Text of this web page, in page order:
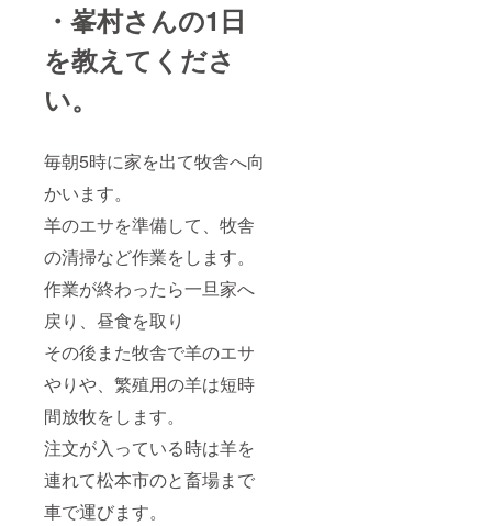
・峯村さんの1日
を教えてくださ
い。
毎朝5時に家を出て牧舎へ向
かいます。
羊のエサを準備して、牧舎
の清掃など作業をします。
作業が終わったら一旦家へ
戻り、昼食を取り
その後また牧舎で羊のエサ
やりや、繁殖用の羊は短時
間放牧をします。
注文が入っている時は羊を
連れて松本市のと畜場まで
車で運びます。